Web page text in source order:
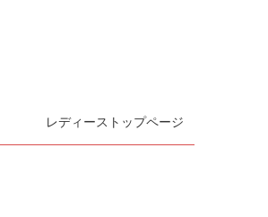
レディーストップページ